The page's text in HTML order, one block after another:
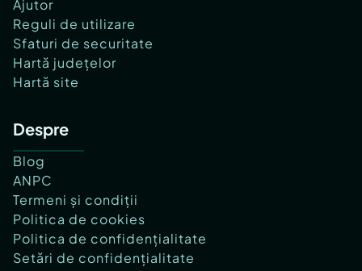
Ajutor
Reguli de utilizare
Sfaturi de securitate
Hartă județelor
Hartă site
Despre
Blog
ANPC
Termeni și condiții
Politica de cookies
Politica de confidențialitate
Setări de confidențialitate